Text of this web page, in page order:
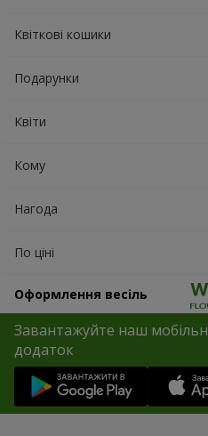
Квіткові кошики
Подарунки
Квіти
Кому
Нагода
По ціні
Оформлення весіль
Завантажуйте наш
додаток